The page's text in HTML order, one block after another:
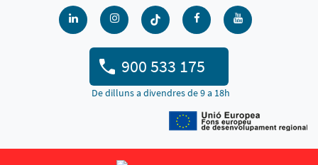
900 533 175
De dilluns a divendres de 9 a 18h